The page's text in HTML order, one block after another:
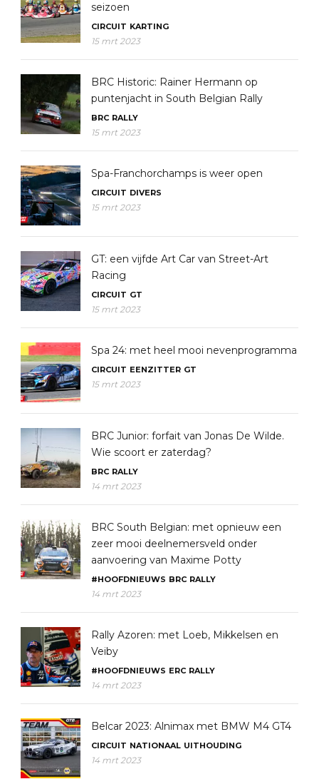
seizoen
CIRCUIT KARTING
15 mrt 2023
BRC Historic: Rainer Hermann op
puntenjacht in South Belgian Rally
BRC RALLY
15 mrt 2023
Spa-Franchorchamps is weer open
CIRCUIT DIVERS
15 mrt 2023
GT: een vijfde Art Car van Street-Art
Racing
CIRCUIT GT
15 mrt 2023
Spa 24: met heel mooi nevenprogramma
CIRCUIT EENZITTER GT
15 mrt 2023
BRC Junior: forfait van Jonas De Wilde.
Wie scoort er zaterdag?
BRC RALLY
14 mrt 2023
BRC South Belgian: met opnieuw een
zeer mooi deelnemersveld onder
aanvoering van Maxime Potty
#HOOFDNIEUWS BRC RALLY
14 mrt 2023
Rally Azoren: met Loeb, Mikkelsen en
Veiby
#HOOFDNIEUWS ERC RALLY
14 mrt 2023
Belcar 2023: Alnimax met BMW M4 GT4
CIRCUIT NATIONAAL UITHOUDING
14 mrt 2023